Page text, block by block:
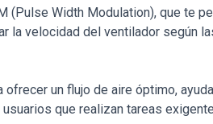
Width Modulation), que te
velocidad del ventilador según
un flujo de aire óptimo,
que realizan tareas